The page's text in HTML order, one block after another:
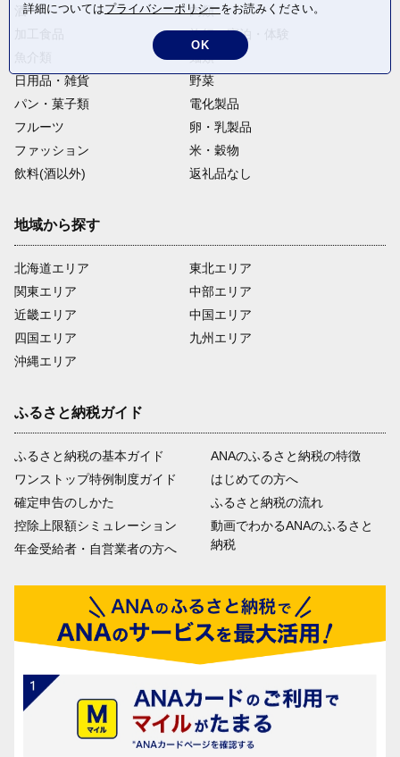
酒
肉類
旅行・宿泊・体験
麺類
日用品・雑貨
野菜
パン・菓子類
電化製品
フルーツ
卵・乳製品
ファッション
米・穀物
飲料(酒以外)
返礼品なし
地域から探す
北海道エリア
関東エリア
近畿エリア
四国エリア
沖縄エリア
東北エリア
中部エリア
中国エリア
九州エリア
ふるさと納税ガイド
ふるさと納税の基本ガイド
ワンストップ特例制度ガイド
確定申告のしかた
控除上限額シミュレーション
年金受給者・自営業者の方へ
ANAのふるさと納税の特徴
はじめての方へ
ふるさと納税の流れ
動画でわかるANAのふるさと
納税
詳細についてはプライバシーポリシーをお読みください。
OK